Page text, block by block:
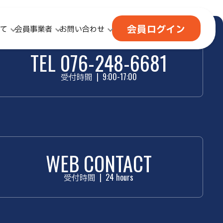
会員事業者 お問い合わせ 会員ログイン
TEL 076-248-6681
受付時間 | 9:00-17:00
WEB CONTACT
受付時間 | 24 hours